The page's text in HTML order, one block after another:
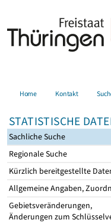
Home Kontakt
STATISTISCHE
Sachliche Suche
Regionale Suche
Kürzlich bereitgestellte
Allgemeine Angaben,
Gebietsveränderungen,
Änderungen zum